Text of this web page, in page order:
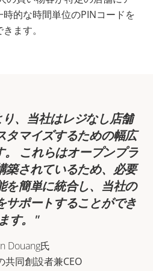
的な時間単位のPINコードを
ます。
、当社はレジなし店舗
タマイズするための幅広
。 これらはオープンプラ
築されているため、必要
を簡単に統合し、当社の
サポートすることができ
ます。
Douang氏
共同創設者兼CEO